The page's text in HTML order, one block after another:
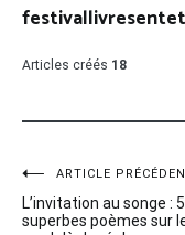
Articles créés 18
Navigation
de
ARTICLE
L’invitation au songe : 5
superbes poèmes sur